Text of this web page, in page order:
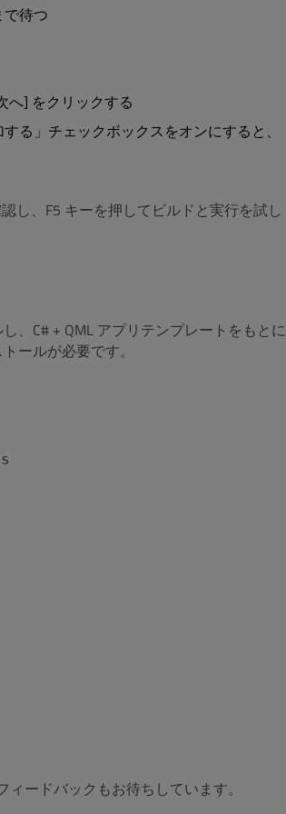
待つ
へ] をクリックする
る」チェックボックスをオンにすると、
し、F5 キーを押してビルドと実行を試し
、C# + QML アプリテンプレートをもとに
ールが必要です。
ィードバックもお待ちしています。